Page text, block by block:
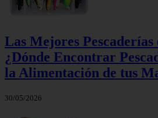
Las Mejores
¿Dónde Encontrar
la Alimentación de tus
30/05/2026